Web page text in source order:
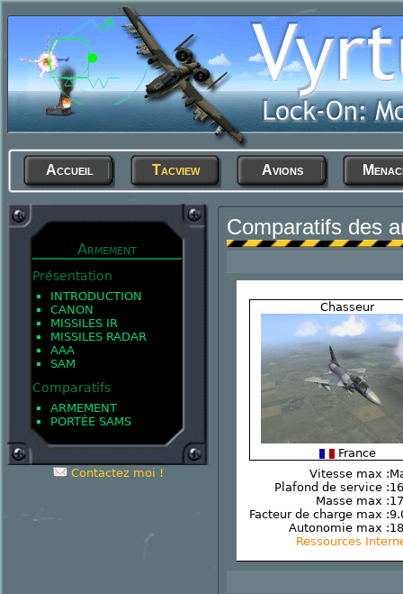
Accueil Tacview Avions
Armement
Présentation
INTRODUCTION
CANON
MISSILES IR
MISSILES RADAR
AAA
SAM
Comparatifs
ARMEMENT
PORTÉE SAMS
Contactez moi !
Comparatifs des
Chasseur
France
Vitesse max :
Plafond de service :
Masse max :
Facteur de charge max :
Autonomie max :
Ressources